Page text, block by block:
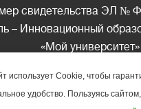
свидетельства ЭЛ №
– Инновационный
«Мой университет»
185035 Россия,
ул. Фридриха
использует Cookie, чтобы
удобство. Пользуясь